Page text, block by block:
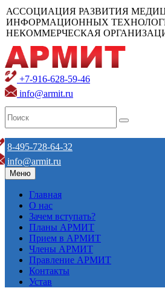
АССОЦИАЦИЯ РАЗВИТИЯ
ИНФОРМАЦИОННЫХ
НЕКОММЕРЧЕСКАЯ
+7-916-628-59-46
info@armit.ru
8-495-728-64-32
info@armit.ru
Меню
Главная
О нас
Зачем вступать?
Планы АРМИТ
Прием в АРМИТ
Члены АРМИТ
Правление АРМИТ
Контакты
Устав